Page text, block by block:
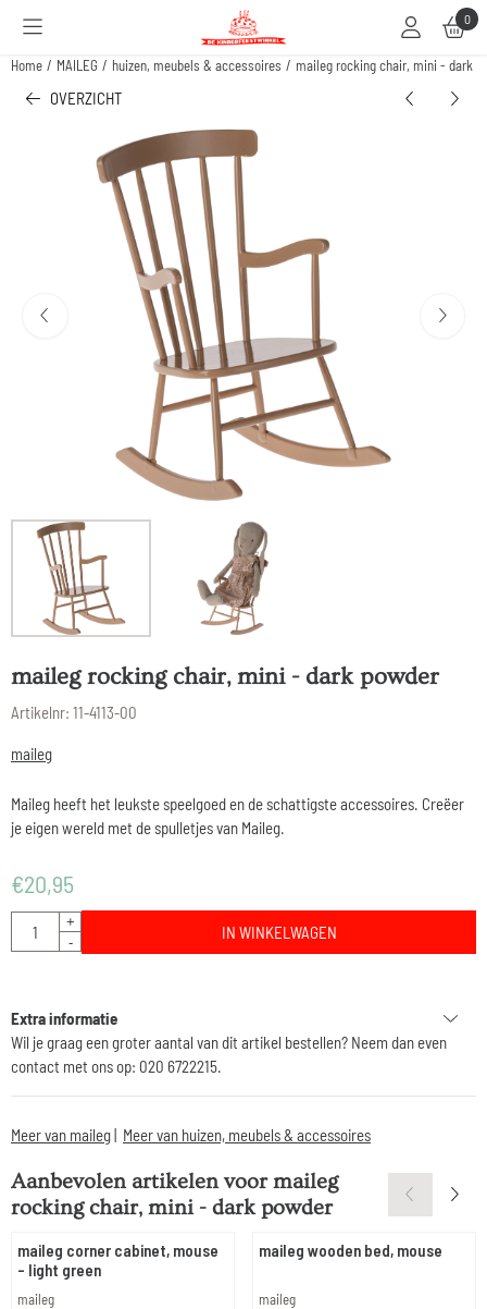
Cookievoorkeuren zijn beschikbaar. Kies instellingen of sta alle cookies toe.0
Home / MAILEG / huizen, meubels & accessoires / maileg rocking chair, mini - dark
OVERZICHT
maileg rocking chair, mini - dark powder
Artikelnr: 11-4113-00
maileg
Maileg heeft het leukste speelgoed en de schattigste accessoires. Creëer
je eigen wereld met de spulletjes van Maileg.
€20,95
Aantal
+
-
IN WINKELWAGEN
Extra informatie
Wil je graag een groter aantal van dit artikel bestellen? Neem dan even
contact met ons op: 020 6722215.
Meer van maileg| Meer van huizen, meubels & accessoires
Aanbevolen artikelen voormaileg
rocking chair, mini - dark powder
maileg corner cabinet, mouse
- light green
Merk:
maileg
maileg wooden bed, mouse
Merk:
maileg